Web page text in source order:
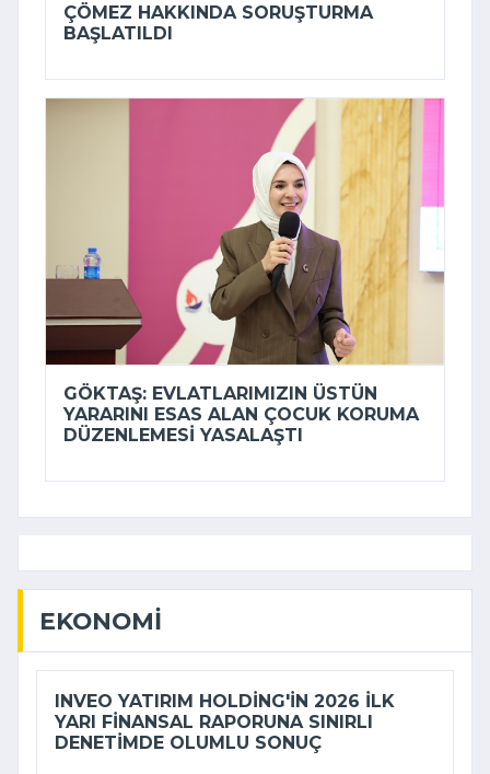
ÇÖMEZ HAKKINDA SORUŞTURMA
BAŞLATILDI
GÖKTAŞ: EVLATLARIMIZIN ÜSTÜN
YARARINI ESAS ALAN ÇOCUK KORUMA
DÜZENLEMESI YASALAŞTI
EKONOMI
INVEO YATIRIM HOLDING'IN 2026 ILK
YARI FINANSAL RAPORUNA SINIRLI
DENETIMDE OLUMLU SONUÇ